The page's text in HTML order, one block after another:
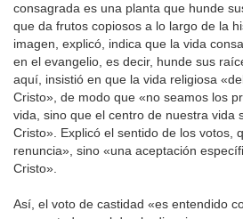
consagrada es una planta que hunde
que da frutos copiosos a lo largo de la
imagen, explicó, indica que la vida
en el evangelio, es decir, hunde sus
aquí, insistió en que la vida religiosa
Cristo», de modo que «no seamos los
vida, sino que el centro de nuestra vida
Cristo». Explicó el sentido de los votos,
renuncia», sino «una aceptación
Cristo».
Así, el voto de castidad «es entendido